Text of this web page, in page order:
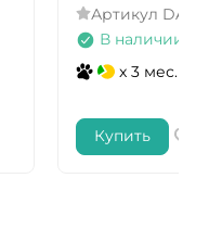
Артикул
В наличии
x 3 мес.
Купить